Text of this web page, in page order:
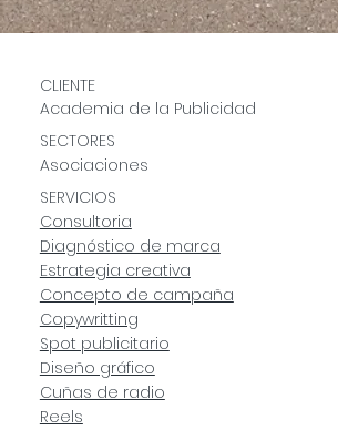
CLIENTE
Academia de la Publicidad
SECTORES
Asociaciones
SERVICIOS
Consultoria
Diagnóstico de marca
Estrategia creativa
Concepto de campaña
Copywritting
Spot publicitario
Diseño gráfico
Cuñas de radio
Reels